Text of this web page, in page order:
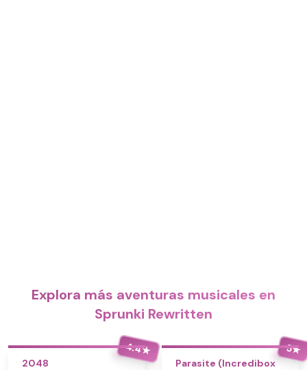
Explora más aventuras musicales en
Sprunki Rewritten
4.4★
2048
5★
Parasite (Incredibox